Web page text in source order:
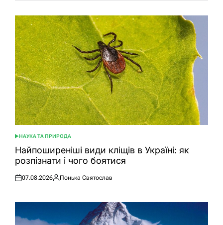
ОПУБЛІКУВАТИ
У
НАУКА ТА ПРИРОДА
Найпоширеніші види кліщів в Україні: як
розпізнати і чого боятися
Оприлюднено
07.08.2026
Опубліковано
Понька Святослав